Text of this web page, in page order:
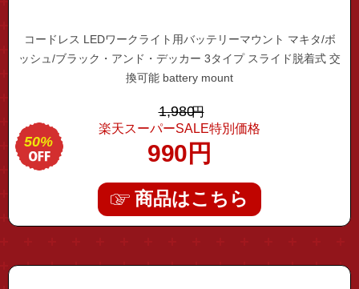
コードレス LEDワークライト用バッテリーマウント マキタ/ボ
ッシュ/ブラック・アンド・デッカー 3タイプ スライド脱着式 交
換可能 battery mount
1,980円
楽天スーパーSALE特別価格
990 円
50%
商品はこちら
"mic-aux01"